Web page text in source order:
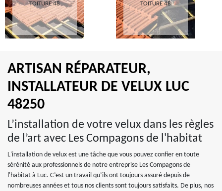
TOITURE 48
TOITURE 48
ARTISAN RÉPARATEUR,
INSTALLATEUR DE VELUX LUC
48250
L’installation de votre velux dans les règles
de l’art avec Les Compagons de l'habitat
L'installation de velux est une tâche que vous pouvez confier en toute
sérénité aux professionnels de notre entreprise Les Compagons de
l'habitat à Luc. C’est un travail qu’ils ont toujours assuré depuis de
nombreuses années et tous nos clients sont toujours satisfaits. De plus, nos